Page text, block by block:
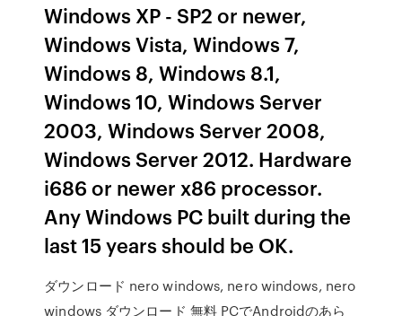
Windows XP - SP2 or newer,
Windows Vista, Windows 7,
Windows 8, Windows 8.1,
Windows 10, Windows Server
2003, Windows Server 2008,
Windows Server 2012. Hardware
i686 or newer x86 processor.
Any Windows PC built during the
last 15 years should be OK.
ダウンロード nero windows, nero windows, nero
windows ダウンロード 無料 PCでAndroidのあら